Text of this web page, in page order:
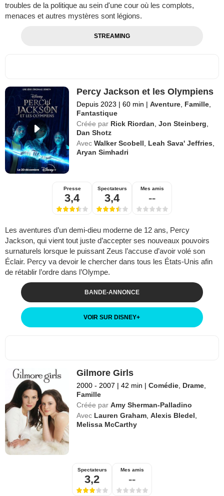
troubles de la politique au sein d'une cour où les complots,
menaces et autres mystères sont légions.
STREAMING
Percy Jackson et les Olympiens
Depuis 2023 | 60 min | Aventure Famille
Fantastique
Créée par Rick Riordan ,Jon Steinberg
Dan Shotz
Avec Walker Scobell Leah Sava' Jeffries
Aryan Simhadri
Presse
3,4
Spectateurs
3,4
Mes amis
--
Les aventures d’un demi-dieu moderne de 12 ans, Percy
Jackson, qui vient tout juste d’accepter ses nouveaux pouvoirs
surnaturels lorsque le puissant Zeus l’accuse d’avoir volé son
Éclair. Percy va devoir le chercher dans tous les États-Unis afin
de rétablir l’ordre dans l’Olympe.
BANDE-ANNONCE
VOIR SUR DISNEY+
Gilmore Girls
2000 - 2007 | 42 min | Comédie Drame
Famille
Créée par Amy Sherman-Palladino
Avec Lauren Graham ,Alexis Bledel
Melissa McCarthy
Spectateurs
3,2
Mes amis
--